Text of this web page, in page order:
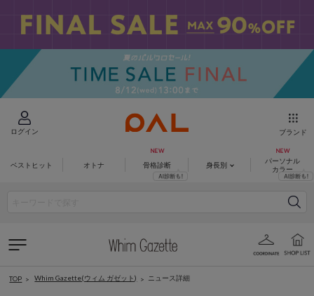
ログイン ブランド
ベストヒット オトナ 骨格診断 身長別
パーソナル
カラー
TOP Whim Gazette(ウィム ガゼット) ニュース詳細